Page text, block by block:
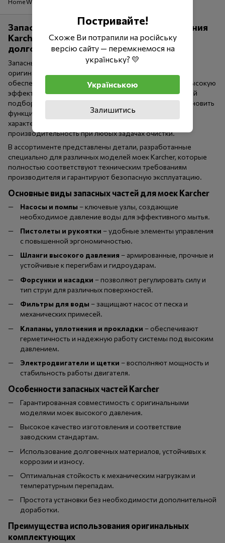
Запасные части к мойкам высокого давления
Karcher – качество, надежность и
долговечность
Запасные части к мойкам высокого давления – это
оригинальные и высококачественные комплектующие,
обеспечивающие стабильную работу оборудования, высокую
эффективность и длительный срок службы. Правильный
подбор запасных элементов позволяет быстро восстановить
функциональность устройства, сохранить заводские
характеристики и обеспечить максимальную
производительность при любых задачах очистки.
В ассортименте представлены детали, разработанные
специально для различных моделей моек Karcher, которые
полностью соответствуют техническим требованиям
производителя и гарантируют безопасную эксплуатацию.
Основные виды запасных частей для моек Karcher
Насосы и помпы – ключевые узлы, создающие
необходимое давление воды для эффективного мытья.
Пистолеты и рукоятки – удобные элементы управления
с повышенной эргономичностью.
Шланги высокого давления – армированные, прочные и
устойчивые к перегибам и гидроударам.
Форсунки и насадки – позволяют регулировать силу и
тип струи для различных поверхностей.
Фильтры для воды – защищают насос от песка и
механических примесей.
Клапаны, уплотнения и прокладки – обеспечивают
герметичность и надежную работу системы под высоким
давлением.
Электродвигатели и щетки – восполняют мощность и
стабильность работы двигателя.
Особенности запасных частей Karcher
Гарантированная совместимость с оригинальными
моделями моек высокого давления.
Высокое качество изготовления и соответствие
заводским стандартам.
Использование долговечных материалов, устойчивых к
коррозии и износу.
Оптимальная стойкость к механическим нагрузкам и
температурным перепадам.
Простота установки без необходимости дополнительной
доработки.
Преимущества использования оригинальных
комплектующих
Постривайте!
Схоже Ви потрапили на російську
версію сайту — перемкнемося на
українську? 💛
Українською
Залишитись